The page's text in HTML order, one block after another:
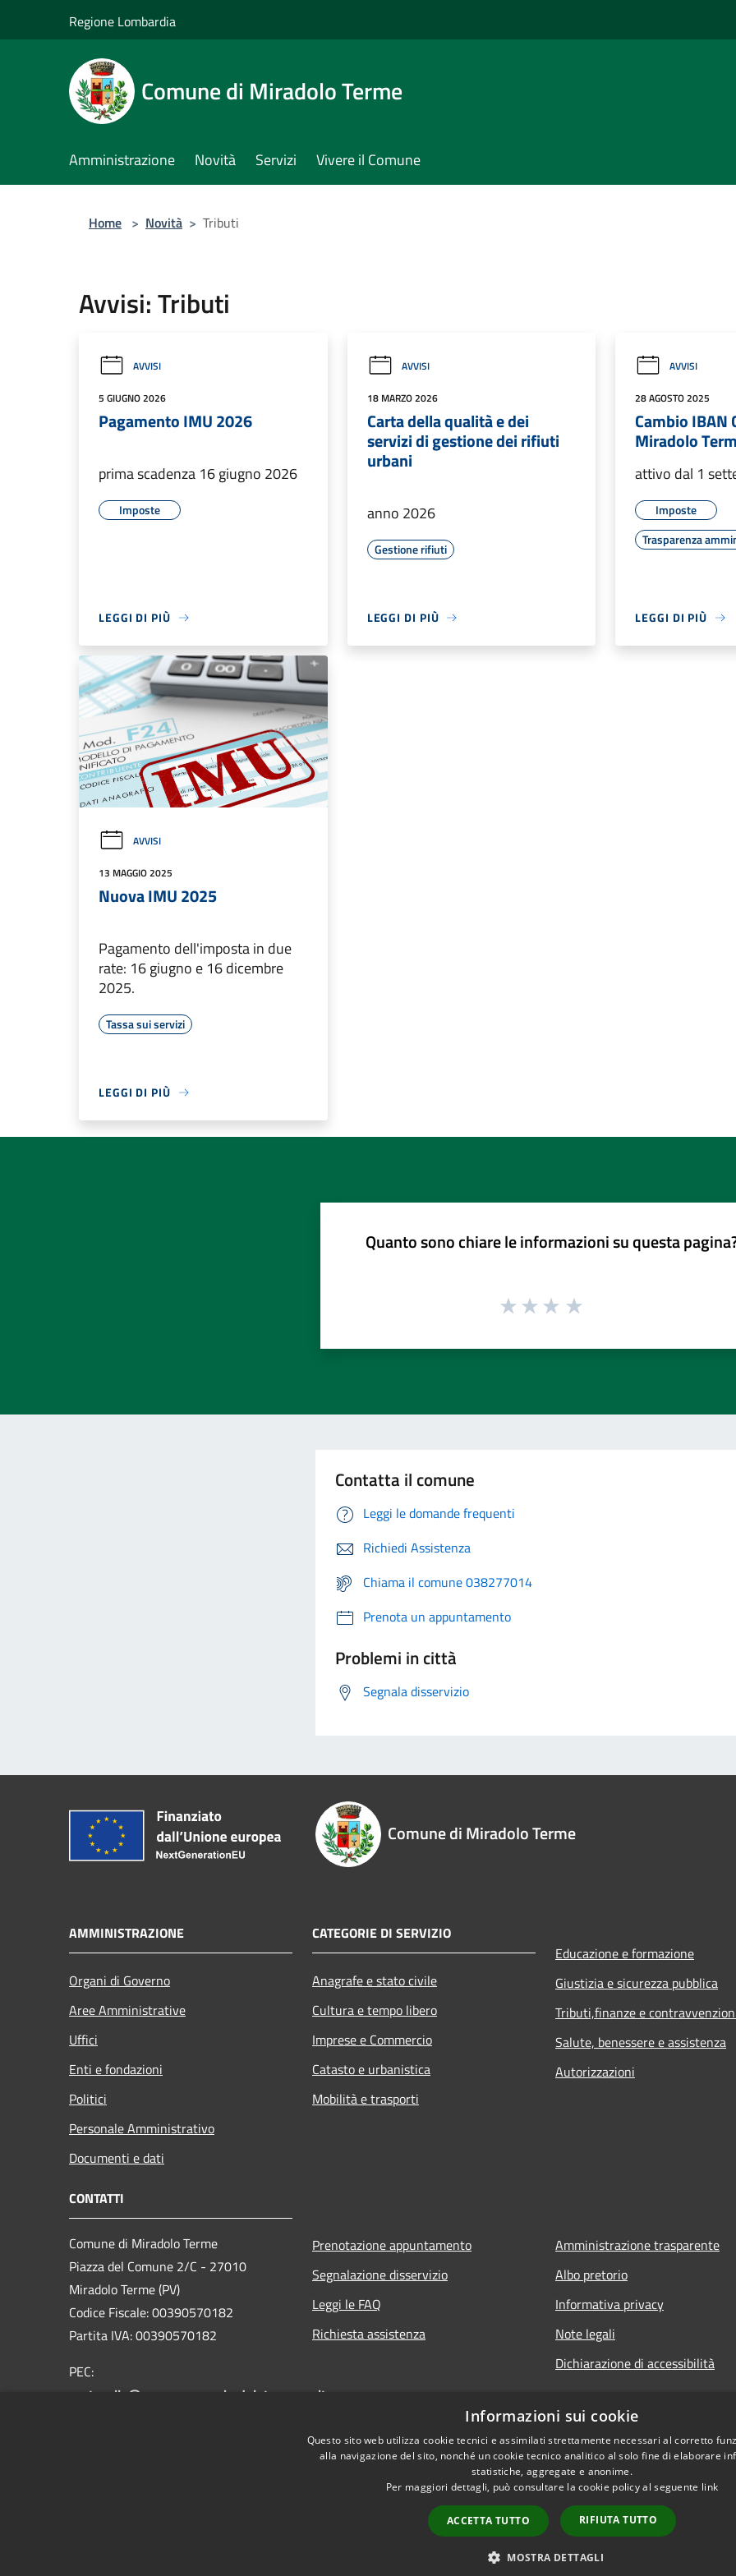
Regione Lombardia
Comune di Miradolo Terme
Amministrazione Novità Servizi Vivere il Comune
Home > Novità > Tributi
Avvisi: Tributi
AVVISI
5 GIUGNO 2026
Pagamento IMU 2026
prima scadenza 16 giugno 2026
Imposte
LEGGI DI PIÙ
AVVISI
18 MARZO 2026
Carta della qualità e dei
servizi di gestione dei rifiuti
urbani
anno 2026
Gestione rifiuti
LEGGI DI PIÙ
AVVISI
28 AGOSTO 2025
Cambio IBAN
Miradolo
attivo dal 1
Imposte
Trasparenza
LEGGI DI PIÙ
AVVISI
13 MAGGIO 2025
Nuova IMU 2025
Pagamento dell'imposta in due
rate: 16 giugno e 16 dicembre
2025.
Tassa sui servizi
LEGGI DI PIÙ
Quanto sono chiare le informazioni su questa
Contatta il comune
Leggi le domande frequenti
Richiedi Assistenza
Chiama il comune 038277014
Prenota un appuntamento
Problemi in città
Segnala disservizio
Comune di Miradolo Terme
AMMINISTRAZIONE
Organi di Governo
Aree Amministrative
Uffici
Enti e fondazioni
Politici
Personale Amministrativo
Documenti e dati
CATEGORIE DI SERVIZIO
Anagrafe e stato civile
Cultura e tempo libero
Imprese e Commercio
Catasto e urbanistica
Mobilità e trasporti
Educazione e formazione
Giustizia e sicurezza pubblica
Tributi,finanze e
Salute, benessere e assistenza
Autorizzazioni
CONTATTI
Comune di Miradolo Terme
Piazza del Comune 2/C - 27010
Miradolo Terme (PV)
Codice Fiscale: 00390570182
Partita IVA: 00390570182
PEC:
protocollo@pec.comune.miradoloterme.pv.it
Prenotazione appuntamento
Segnalazione disservizio
Leggi le FAQ
Richiesta assistenza
Amministrazione trasparente
Albo pretorio
Informativa privacy
Note legali
Dichiarazione di accessibilità
Copyright © 2026 •
Informazioni sui cookie
Questo sito web utilizza cookie tecnici e assimilati strettamente necessari al corretto
alla navigazione del sito, nonché un cookie tecnico analitico al solo fine di elaborare
statistiche, aggregate e anonime.
Per maggiori dettagli, può consultare la cookie policy al seguente link
ACCETTA TUTTO RIFIUTA TUTTO
MOSTRA DETTAGLI